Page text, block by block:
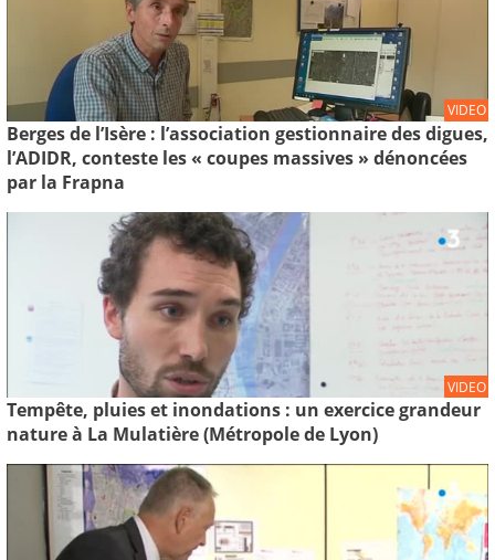
VIDEO
Berges de l’Isère : l’association gestionnaire des digues,
l’ADIDR, conteste les « coupes massives » dénoncées
par la Frapna
VIDEO
Tempête, pluies et inondations : un exercice grandeur
nature à La Mulatière (Métropole de Lyon)